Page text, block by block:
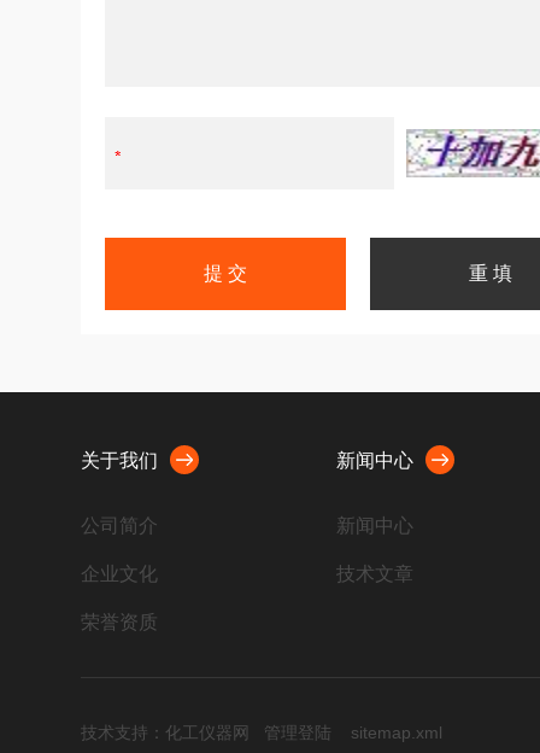
关于我们
公司简介
企业文化
荣誉资质
新闻中心
新闻中心
技术文章
技术支持： 化工仪器网 管理登陆 sitemap.xml